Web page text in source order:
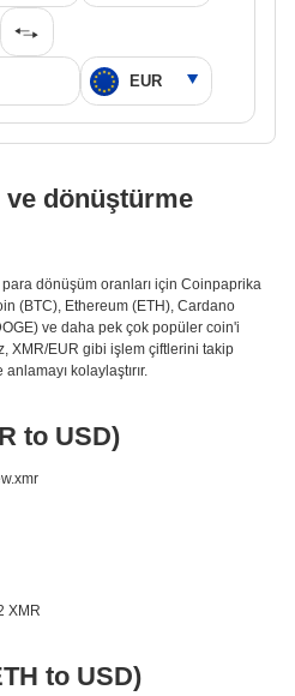
ve dönüştürme
dönüşüm oranları için Coinpaprika
(BTC), Ethereum (ETH), Cardano
ve daha pek çok popüler coin'i
XMR/EUR gibi işlem çiftlerini takip
kolaylaştırır.
to USD)
XMR
to USD)